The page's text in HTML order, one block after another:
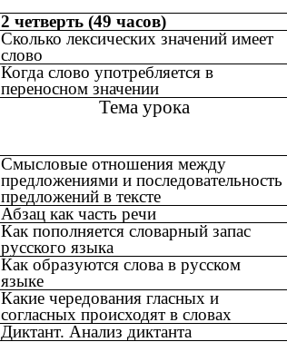
2 четверть (49 часов)
Сколько лексических значений имеет
слово
Когда слово употребляется в
переносном значении
Тема урока
Смысловые отношения между
предложениями и последовательность
предложений в тексте
Абзац как часть речи
Как пополняется словарный запас
русского языка
Как образуются слова в русском
языке
Какие чередования гласных и
согласных происходят в словах
Диктант. Анализ диктанта